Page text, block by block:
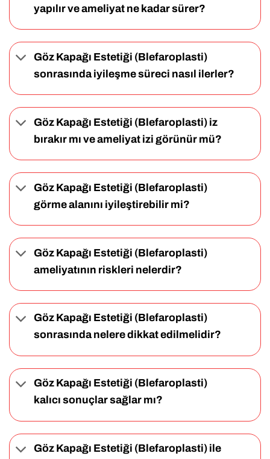
yapılır ve ameliyat ne kadar sürer?
Göz Kapağı Estetiği (Blefaroplasti)
sonrasında iyileşme süreci nasıl ilerler?
Göz Kapağı Estetiği (Blefaroplasti) iz
bırakır mı ve ameliyat izi görünür mü?
Göz Kapağı Estetiği (Blefaroplasti)
görme alanını iyileştirebilir mi?
Göz Kapağı Estetiği (Blefaroplasti)
ameliyatının riskleri nelerdir?
Göz Kapağı Estetiği (Blefaroplasti)
sonrasında nelere dikkat edilmelidir?
Göz Kapağı Estetiği (Blefaroplasti)
kalıcı sonuçlar sağlar mı?
Göz Kapağı Estetiği (Blefaroplasti) ile